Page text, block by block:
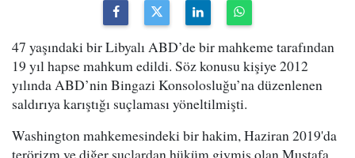
47 yaşındaki bir Libyalı ABD’de bir mahkeme tarafından
19 yıl hapse mahkum edildi. Söz konusu kişiye 2012
yılında ABD’nin Bingazi Konsolosluğu’na düzenlenen
saldırıya karıştığı suçlaması yöneltilmişti.
Washington mahkemesindeki bir hakim, Haziran 2019'da
terörizm ve diğer suçlardan hüküm giymiş olan Mustafa